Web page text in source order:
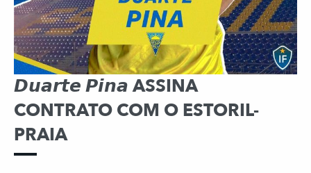
𝘿𝙪𝙖𝙧𝙩𝙚 𝙋𝙞𝙣𝙖 ASSINA
CONTRATO COM O ESTORIL-
PRAIA